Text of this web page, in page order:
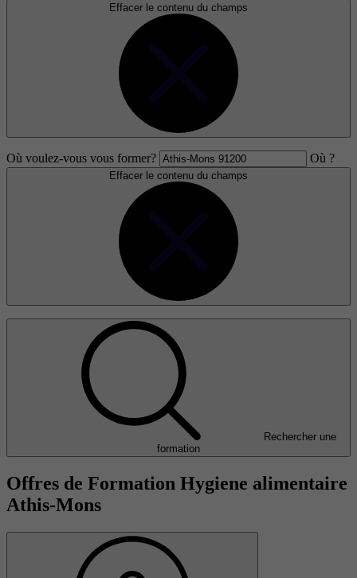
Effacer le contenu du champs
Où voulez-vous vous former? Où ?
Effacer le contenu du champs
Rechercher une
formation
Offres de Formation Hygiene alimentaire
Athis-Mons